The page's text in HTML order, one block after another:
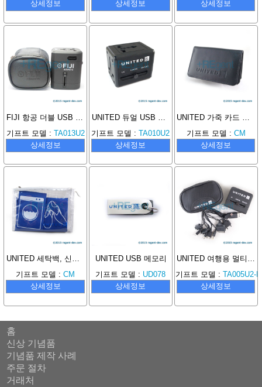
상세정보 상세정보 상세정보
FIJI 항공 더블 USB 여행용 어댑터
기프트 모델 :
TA013U2
상세정보
UNITED 듀얼 USB 여행용 어댑터
기프트 모델 :
TA010U2
상세정보
UNITED 가죽 카드 홀더
기프트 모델 : CM
상세정보
UNITED 세탁백, 신발백 세트
기프트 모델 :CM
상세정보
UNITED USB 메모리
기프트 모델 : UD078
상세정보
UNITED 여행용 멀티 플러그 + USB 충전기 & 멀티 충전 �이블
기프트 모델 :
TA005U2-
상세정보
홈
신상 기념품
기념품 제작 사례
주문 절차
거래처